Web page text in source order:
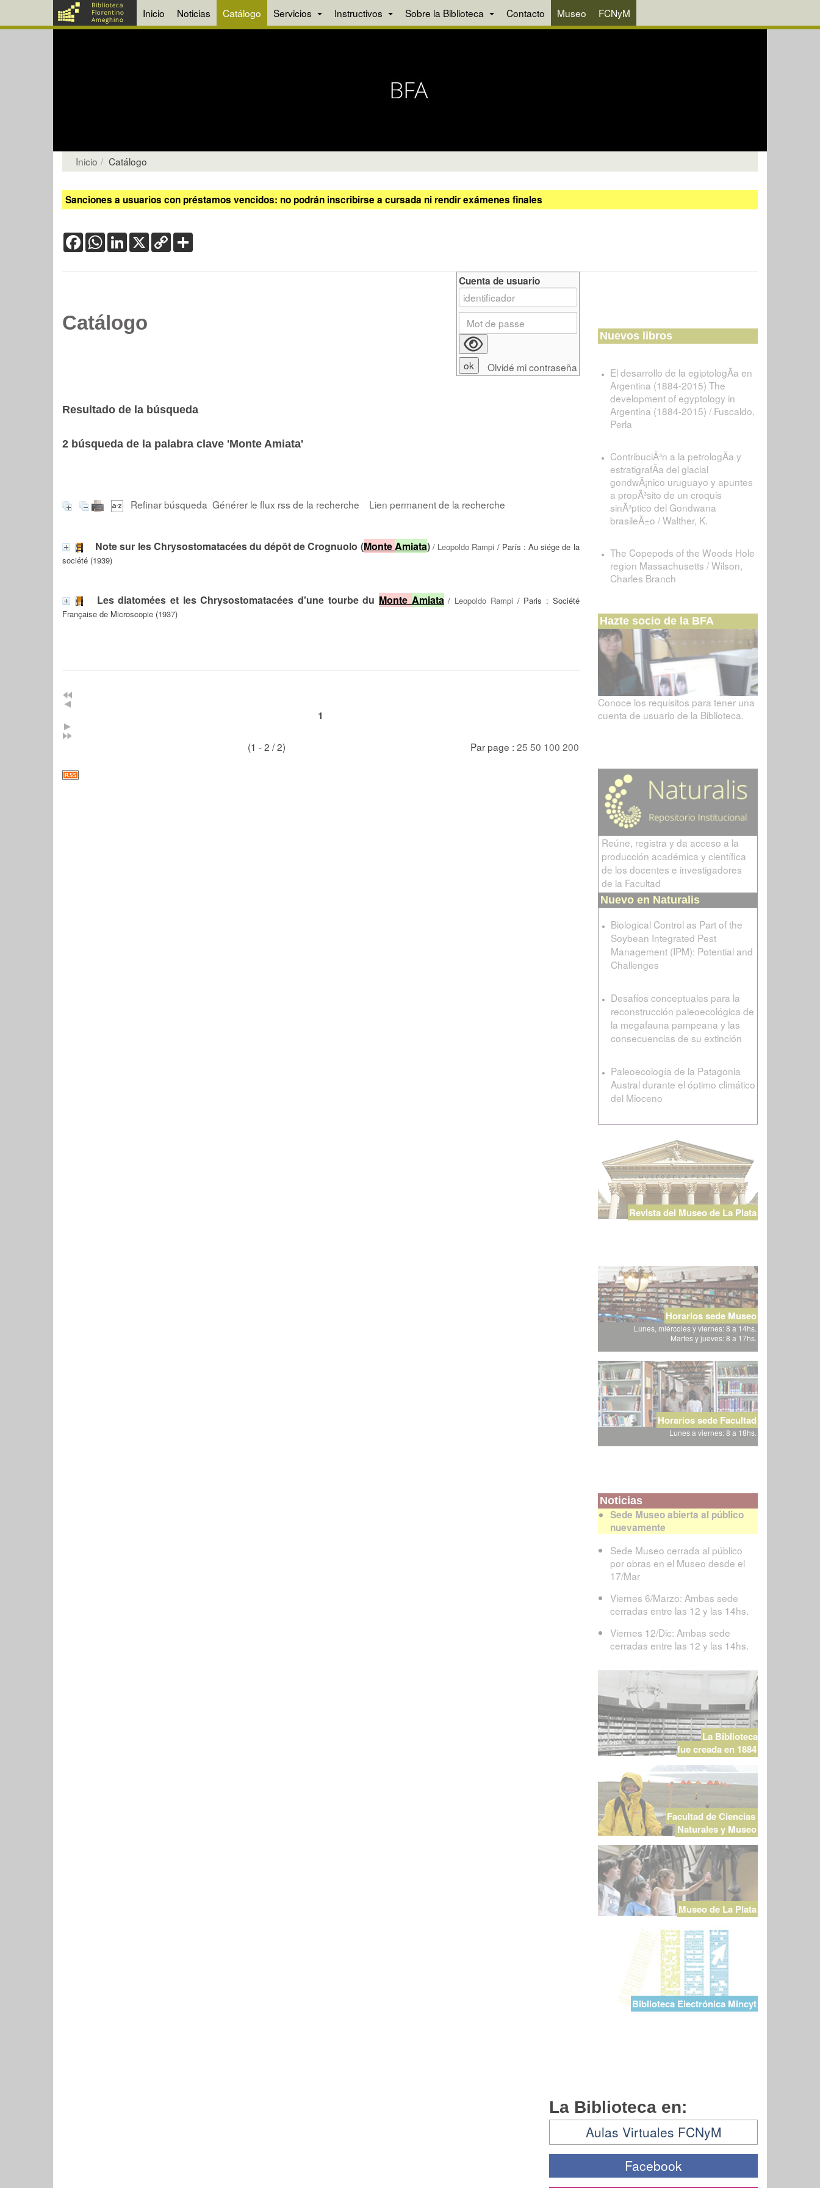
Inicio Noticias Catálogo Servicios Instructivos Sobre la Biblioteca Contacto Museo FCNyM
Inicio Catálogo
Sanciones a usuarios con préstamos vencidos: no podrán inscribirse a cursada ni rendir exámenes finales
FacebookWhatsApp
LinkedIn
X Copy
Link
Catálogo
Resultado de la búsqueda
2 búsqueda de la palabra clave 'Monte Amiata'
Refinar búsqueda Générer le flux rss de la recherche Lien permanent de la recherche
Note sur les Chrysostomatacées du dépôt de Crognuolo (MonteAmiata)/ Leopoldo Rampi / París : Au siége de la
société (1939)
Les diatomées et les Chrysostomatacées d'une tourbe du Monte Amiata/ Leopoldo Rampi / Paris : Société
Française de Microscopie (1937)
1
(1 - 2 / 2) Par page : 25 50 100 200
Cuenta de usuario
Olvidé mi contraseña
Nuevos libros
El desarrollo de la egiptologÃ­a en
Argentina (1884-2015) The
development of egyptology in
Argentina (1884-2015) / Fuscaldo,
Perla
ContribuciÃ³n a la petrologÃ­a y
estratigrafÃ­a del glacial
gondwÃ¡nico uruguayo y apuntes
a propÃ³sito de un croquis
sinÃ³ptico del Gondwana
brasileÃ±o / Walther, K.
The Copepods of the Woods Hole
region Massachusetts / Wilson,
Charles Branch
Hazte socio de la BFA
Conoce los requisitos para tener una
cuenta de usuario de la Biblioteca.
Reúne, registra y da acceso a la
producción académica y científica
de los docentes e investigadores
de la Facultad
Nuevo en Naturalis
Biological Control as Part of the
Soybean Integrated Pest
Management (IPM): Potential and
Challenges
Desafíos conceptuales para la
reconstrucción paleoecológica de
la megafauna pampeana y las
consecuencias de su extinción
Paleoecología de la Patagonia
Austral durante el óptimo climático
del Mioceno
Revista del Museo de La Plata
Horarios sede Museo
Lunes, miércoles y viernes: 8 a 14hs.
Martes y jueves: 8 a 17hs.
Horarios sede Facultad
Lunes a viernes: 8 a 18hs.
Noticias
Sede Museo abierta al público
nuevamente
Sede Museo cerrada al público
por obras en el Museo desde el
17/Mar
Viernes 6/Marzo: Ambas sede
cerradas entre las 12 y las 14hs.
Viernes 12/Dic: Ambas sede
cerradas entre las 12 y las 14hs.
La Biblioteca
fue creada en 1884
Facultad de Ciencias
Naturales y Museo
Museo de La Plata
Biblioteca Electrónica Mincyt
La Biblioteca en:
Aulas Virtuales FCNyM
Facebook